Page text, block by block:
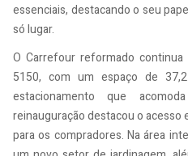
essenciais, destacando o seu
só lugar.
O Carrefour reformado continua
5150, com um espaço de
estacionamento que
reinauguração destacou o acesso
para os compradores. Na área